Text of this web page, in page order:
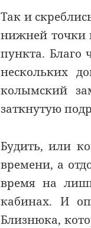
Так и
нижней точки
пункта. Благо
нескольких
колымский
заткнутую
Будить, или
времени, а
время на
кабинах. И
Близнюка,